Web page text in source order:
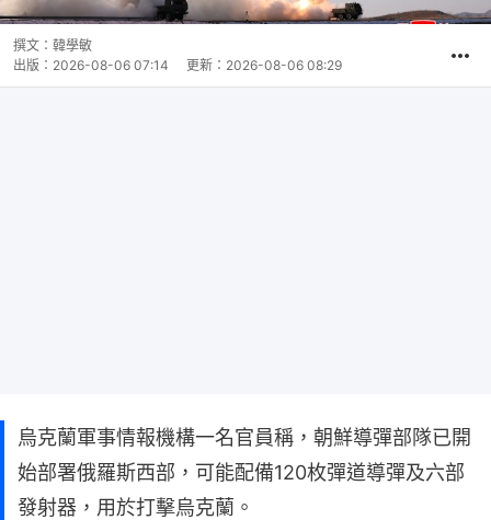
撰文： 韓學敏
出版： 2026-08-06 07:14 更新： 2026-08-06 08:29
烏克蘭軍事情報機構一名官員稱，朝鮮導彈部隊已開
始部署俄羅斯西部，可能配備120枚彈道導彈及六部
發射器，用於打擊烏克蘭。